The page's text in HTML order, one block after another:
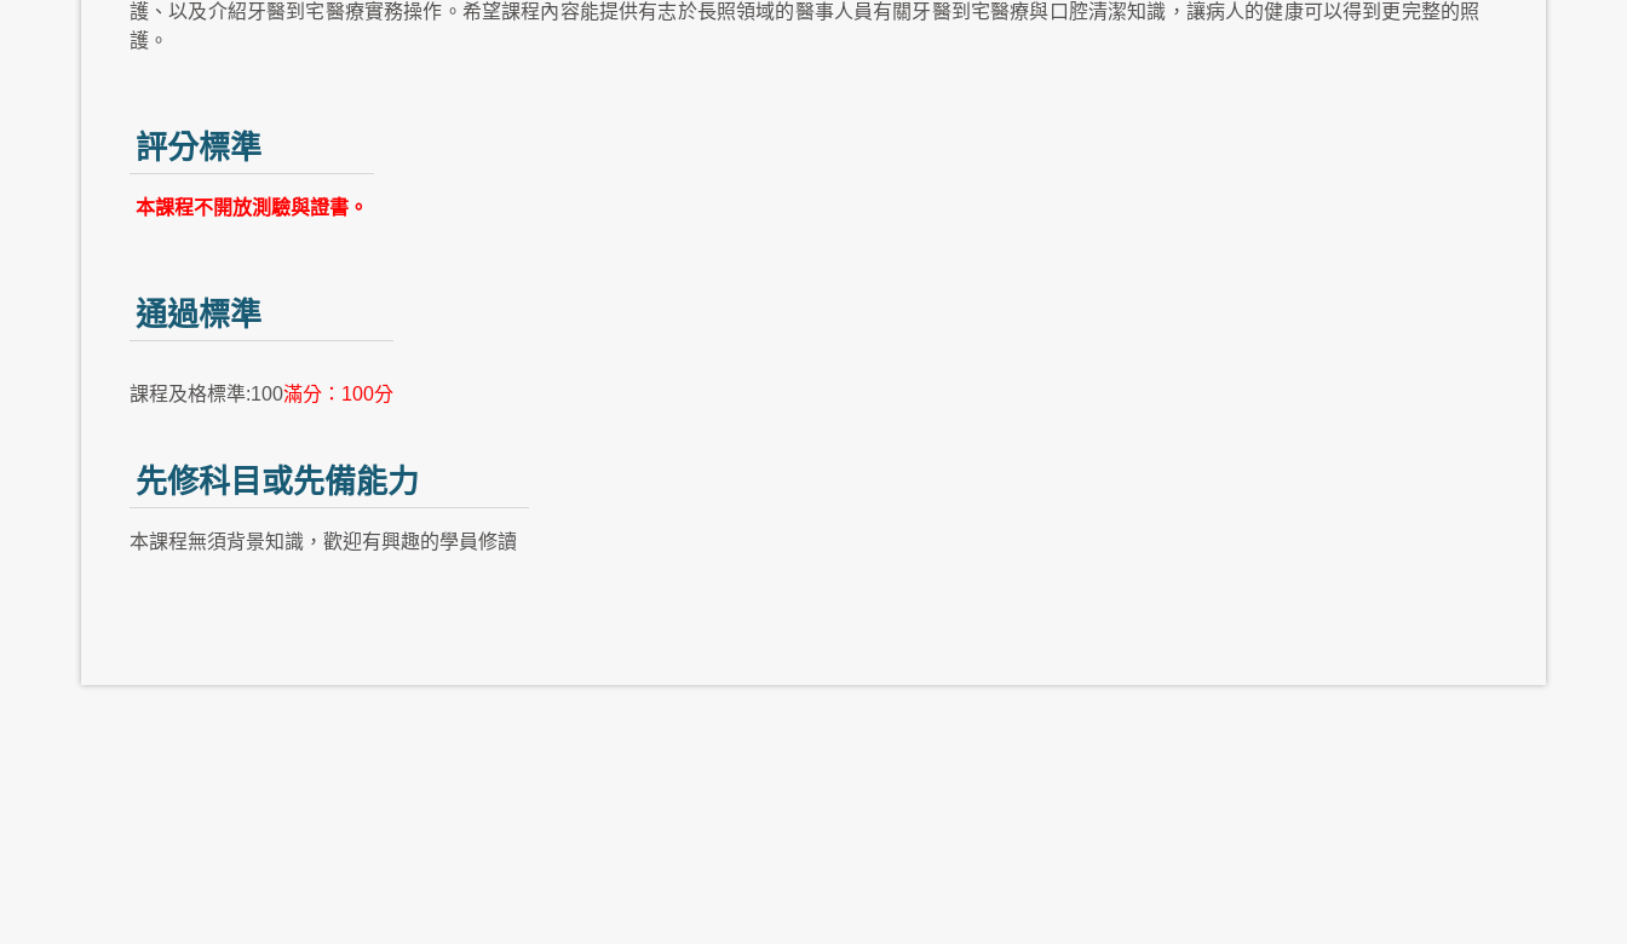
護、以及介紹牙醫到宅醫療實務操作。希望課程內容能提供有志於長照領域的醫事人員有關牙醫到宅醫療與口腔清潔知識，讓病人的健康可以得到更完整的照
護。
評分標準
本課程不開放測驗與證書。
通過標準
課程及格標準:100滿分：100分
先修科目或先備能力
本課程無須背景知識，歡迎有興趣的學員修讀